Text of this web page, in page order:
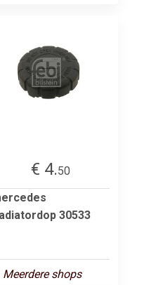
€ 4.50
30533
Meerdere shops